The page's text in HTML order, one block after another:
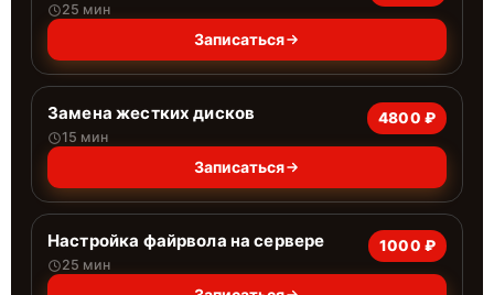
25 мин
Записаться
Замена жестких дисков
15 мин
4800 ₽
Записаться
Настройка файрвола на сервере
25 мин
1000 ₽